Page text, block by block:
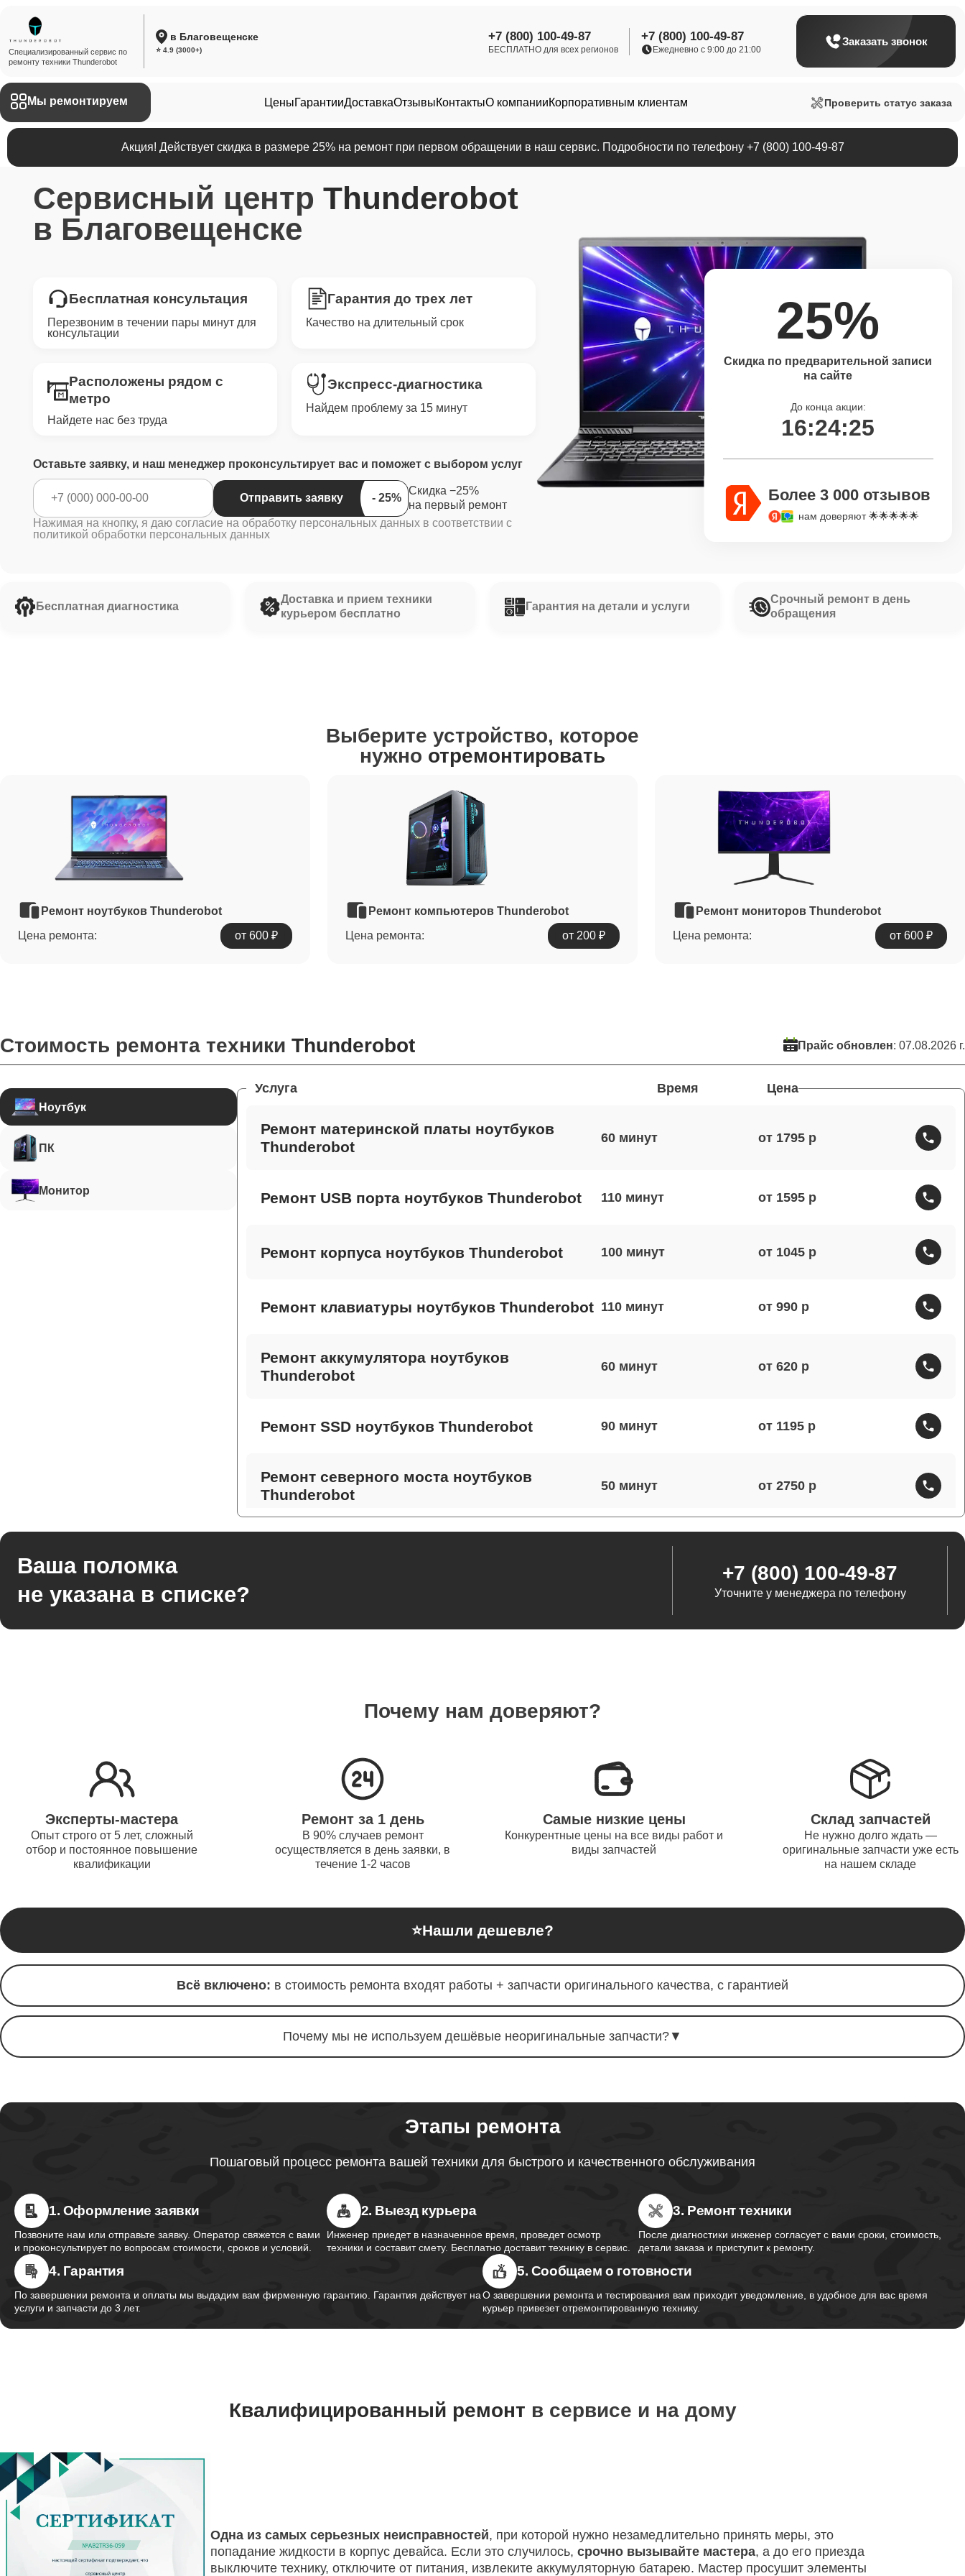
Специализированный сервис по
ремонту техники Thunderobot
в Благовещенске
⭐ 4.9 (3000+)
+7 (800) 100-49-87
БЕСПЛАТНО для всех регионов
+7 (800) 100-49-87
Ежедневно с 9:00 до 21:00
Заказать звонок
Мы ремонтируем ЦеныГарантииДоставкаОтзывыКонтактыО компанииКорпоративным клиентам Проверить статус заказа
Акция! Действует скидка в размере 25% на ремонт при первом обращении в наш сервис. Подробности по телефону +7 (800) 100-49-87
Сервисный центр Thunderobot
в Благовещенске
Бесплатная консультация
Перезвоним в течении пары минут для
консультации
Гарантия до трех лет
Качество на длительный срок
Расположены рядом с
метро
Найдете нас без труда
Экспресс-диагностика
Найдем проблему за 15 минут
Оставьте заявку, и наш менеджер проконсультирует вас и поможет с выбором услуг
Отправить заявку
Скидка −25%
на первый ремонт
Нажимая на кнопку, я даю согласие на обработку персональных данных в соответствии с
политикой обработки персональных данных
25%
Скидка по предварительной записи
на сайте
До конца акции:
16:24:24
Более 3 000 отзывов
нам доверяют 🌟🌟🌟🌟🌟
Бесплатная диагностика
Доставка и прием техники
курьером бесплатно
Гарантия на детали и услуги
Срочный ремонт в день
обращения
Выберите устройство, которое
нужно отремонтировать
Ремонт ноутбуков Thunderobot
Цена ремонта:
от 600 ₽
Ремонт компьютеров Thunderobot
Цена ремонта:
от 200 ₽
Ремонт мониторов Thunderobot
Цена ремонта:
от 600 ₽
Стоимость ремонта техники Thunderobot Прайс обновлен: 07.08.2026 г.
Ноутбук
ПК
Монитор
Услуга Время Цена
Ремонт материнской платы ноутбуков
Thunderobot
60 от 1795
Ремонт USB порта ноутбуков Thunderobot 110 от 1595
Ремонт корпуса ноутбуков Thunderobot 100 от 1045
Ремонт клавиатуры ноутбуков Thunderobot 110 от 990
Ремонт аккумулятора ноутбуков
Thunderobot
60 от 620
Ремонт SSD ноутбуков Thunderobot 90 от 1195
Ремонт северного моста ноутбуков
Thunderobot
50 от 2750
Ремонт системы охлаждения ноутбуков
Ремонт процессора ноутбуков Thunderobot 70
Ремонт оперативной памяти ноутбуков
Thunderobot
110
Ремонт звуковой карты ноутбуков
120 от 1595
Ремонт тачпада ноутбуков Thunderobot
Ремонт контроллера питания ноутбуков
Thunderobot
Ремонт шим-контроллера ноутбуков
Thunderobot
от 2700
Настройка Wi-Fi ноутбуков Thunderobot 110
100 от 1045
Ремонт цепей питания ноутбуков
Ваша поломка
не указана в списке?
+7 (800) 100-49-87
Уточните у менеджера по телефону
Почему нам доверяют?
Эксперты-мастера
Опыт строго от 5 лет, сложный
отбор и постоянное повышение
квалификации
Ремонт за 1 день
В 90% случаев ремонт
осуществляется в день заявки, в
течение 1-2 часов
Самые низкие цены
Конкурентные цены на все виды работ и
виды запчастей
Склад запчастей
Не нужно долго ждать —
оригинальные запчасти уже есть
на нашем складе
⭐Нашли дешевле?
Всё включено: в стоимость ремонта входят работы + запчасти оригинального качества, с гарантией
Почему мы не используем дешёвые неоригинальные запчасти?▼
Этапы ремонта
Пошаговый процесс ремонта вашей техники для быстрого и качественного обслуживания
1. Оформление заявки
Позвоните нам или отправьте заявку. Оператор свяжется с вами
и проконсультирует по вопросам стоимости, сроков и условий.
2. Выезд курьера
Инженер приедет в назначенное время, проведет осмотр
техники и составит смету. Бесплатно доставит технику в сервис.
3. Ремонт техники
После диагностики инженер согласует с вами сроки, стоимость,
детали заказа и приступит к ремонту.
4. Гарантия
По завершении ремонта и оплаты мы выдадим вам фирменную гарантию. Гарантия действует на
услуги и запчасти до 3 лет.
5. Сообщаем о готовности
О завершении ремонта и тестирования вам приходит уведомление, в удобное для вас время
курьер привезет отремонтированную технику.
Квалифицированный ремонт в сервисе и на дому
Одна из самых серьезных неисправностей, при которой нужно незамедлительно принять меры, это
попадание жидкости в корпус девайса. Если это случилось, срочно вызывайте мастера, а до его приезда
выключите технику, отключите от питания, извлеките аккумуляторную батарею. Мастер просушит элементы